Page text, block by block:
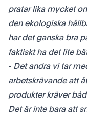
pratar lika mycket
den ekologiska
har det ganska bra
faktiskt ha det lite
- Det andra vi tar
arbetskrävande att
produkter kräver
Det är inte bara att